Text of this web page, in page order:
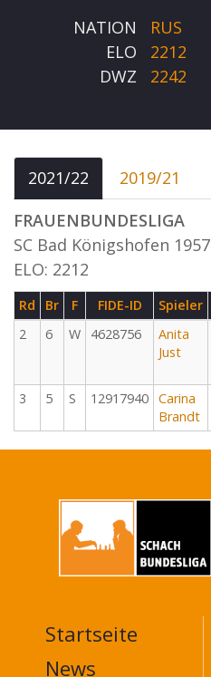
NATION
RUS
ELO
2212
DWZ
2242
2021/22 2019/21
FRAUENBUNDESLIGA
SC Bad Königshofen 1957
ELO: 2212
Rd Br F FIDE-ID Spieler
2
6 W 4628756
Anita
Just
3 5 S 12917940 Carina
Brandt
MAIN
NAVIGATION
Startseite
News